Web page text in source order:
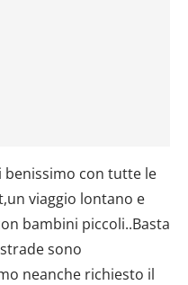
benissimo con tutte le
viaggio lontano e
bambini piccoli..Basta
sono
neanche richiesto il